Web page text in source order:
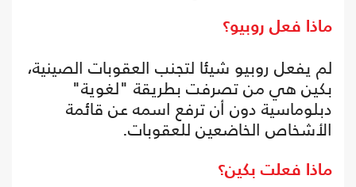
ماذا فعل روبيو؟
لم يفعل روبيو شيئا لتجنب العقوبات الصينية،
بكين هي من تصرفت بطريقة "لغوية"
دبلوماسية دون أن ترفع اسمه عن قائمة
الأشخاص الخاضعين للعقوبات.
ماذا فعلت بكين؟